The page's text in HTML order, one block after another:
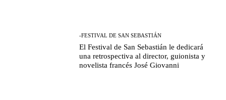
-FESTIVAL DE SAN SEBASTIÁN
El Festival de San Sebastián le dedicará
una retrospectiva al director, guionista y
novelista francés José Giovanni